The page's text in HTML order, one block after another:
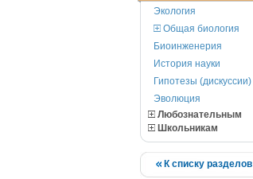
Экология
Общая биология
Биоинженерия
История науки
Гипотезы (дискуссии)
Эволюция
Любознательным
Школьникам
К списку разделов